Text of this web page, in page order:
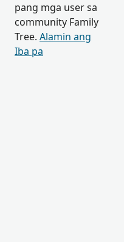
pang mga user sa
community Family
Tree. Alamin ang
Iba pa